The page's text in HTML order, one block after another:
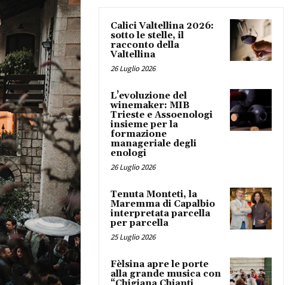
Calici Valtellina 2026:
sotto le stelle, il
racconto della
Valtellina
26 Luglio 2026
L’evoluzione del
winemaker: MIB
Trieste e Assoenologi
insieme per la
formazione
manageriale degli
enologi
26 Luglio 2026
Tenuta Monteti, la
Maremma di Capalbio
interpretata parcella
per parcella
25 Luglio 2026
Fèlsina apre le porte
alla grande musica con